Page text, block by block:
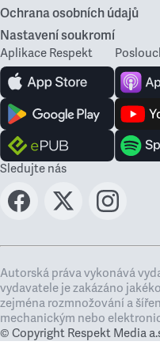
Ochrana osobních údajů
Nastavení soukromí
Aplikace Respekt
Sledujte nás
Autorská práva vykonává
vydavatele je zakázáno
zejména rozmnožování a
mechanickým nebo
© Copyright Respekt Media